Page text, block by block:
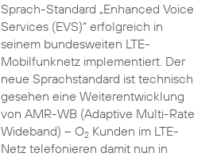
Sprach-Standard „Enhanced Voice
Services (EVS)“ erfolgreich in
seinem bundesweiten LTE-
Mobilfunknetz implementiert. Der
neue Sprachstandard ist technisch
gesehen eine Weiterentwicklung
von AMR-WB (Adaptive Multi-Rate
Wideband) – O2Kunden im LTE-
Netz telefonieren damit nun in